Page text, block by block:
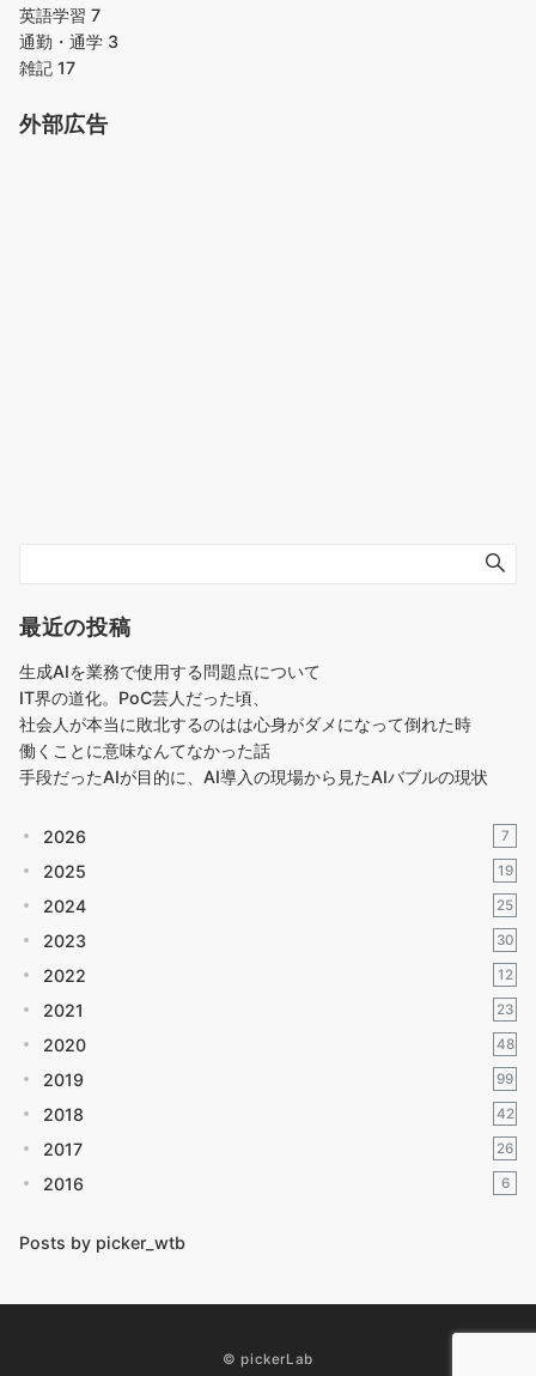
英語学習 7
通勤・通学 3
雑記 17
外部広告
最近の投稿
生成AIを業務で使用する問題点について
IT界の道化。PoC芸人だった頃、
社会人が本当に敗北するのはは心身がダメになって倒れた時
働くことに意味なんてなかった話
手段だったAIが目的に、AI導入の現場から見たAIバブルの現状
2026 7
2025 19
2024 25
2023 30
2022 12
2021 23
2020 48
2019 99
2018 42
2017 26
2016 6
Posts by picker_wtb
© pickerLab